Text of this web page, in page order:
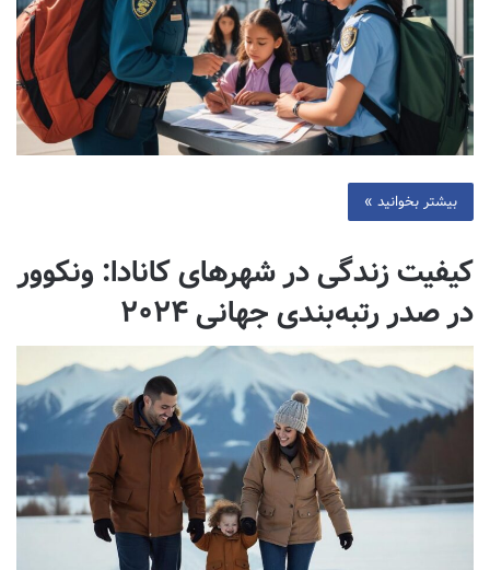
بیشتر بخوانید »
کیفیت زندگی در شهرهای کانادا: ونکوور
در صدر رتبه‌بندی جهانی ۲۰۲۴